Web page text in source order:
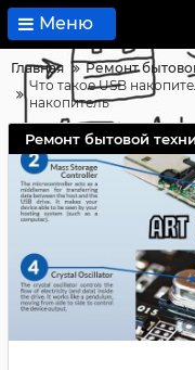
Меню
Главная
Ремонт
Что такое USB
накопитель
Ремонт бытовой